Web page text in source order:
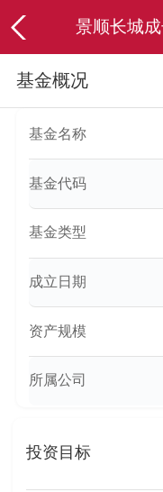
景顺长城
基金概况
基金名称
基金代码
基金类型
成立日期
资产规模
所属公司
投资目标